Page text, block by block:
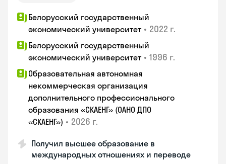
Белорусский государственный
экономический университет • 2022 г.
Белорусский государственный
экономический университет • 1996 г.
Образовательная автономная
некоммерческая организация
дополнительного профессионального
образования «СКАЕНГ» (ОАНО ДПО
«СКАЕНГ») • 2026 г.
Получил высшее образование в
международных отношениях и переводе